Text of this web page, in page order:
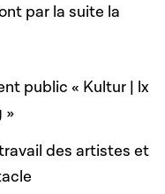
par la suite la
public « Kultur | lx
»
des artistes et